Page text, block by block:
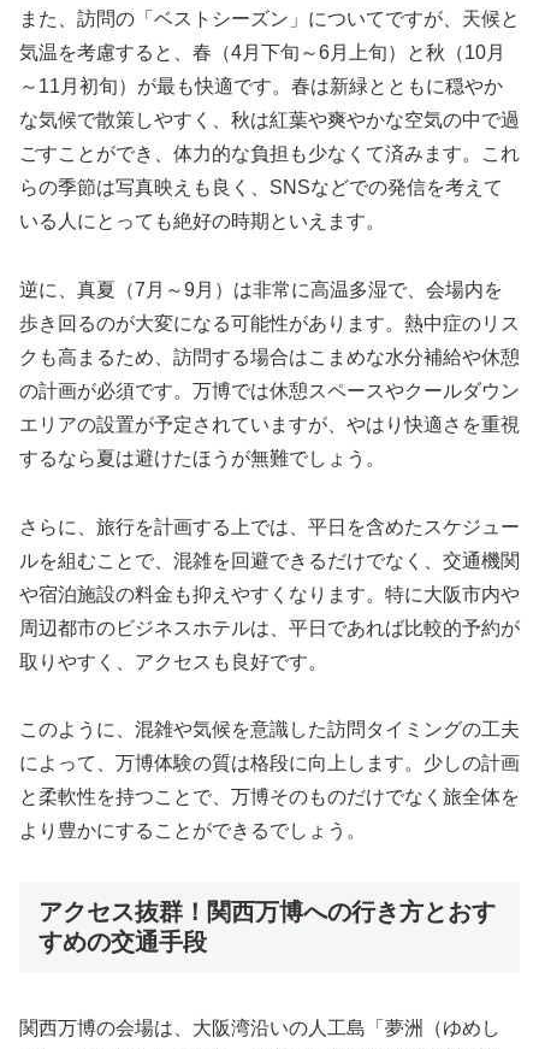
また、訪問の「ベストシーズン」についてですが、天候と
気温を考慮すると、春（4月下旬～6月上旬）と秋（10月
～11月初旬）が最も快適です。春は新緑とともに穏やか
な気候で散策しやすく、秋は紅葉や爽やかな空気の中で過
ごすことができ、体力的な負担も少なくて済みます。これ
らの季節は写真映えも良く、SNSなどでの発信を考えて
いる人にとっても絶好の時期といえます。
逆に、真夏（7月～9月）は非常に高温多湿で、会場内を
歩き回るのが大変になる可能性があります。熱中症のリス
クも高まるため、訪問する場合はこまめな水分補給や休憩
の計画が必須です。万博では休憩スペースやクールダウン
エリアの設置が予定されていますが、やはり快適さを重視
するなら夏は避けたほうが無難でしょう。
さらに、旅行を計画する上では、平日を含めたスケジュー
ルを組むことで、混雑を回避できるだけでなく、交通機関
や宿泊施設の料金も抑えやすくなります。特に大阪市内や
周辺都市のビジネスホテルは、平日であれば比較的予約が
取りやすく、アクセスも良好です。
このように、混雑や気候を意識した訪問タイミングの工夫
によって、万博体験の質は格段に向上します。少しの計画
と柔軟性を持つことで、万博そのものだけでなく旅全体を
より豊かにすることができるでしょう。
アクセス抜群！関西万博への行き方とおす
すめの交通手段
関西万博の会場は、大阪湾沿いの人工島「夢洲（ゆめし